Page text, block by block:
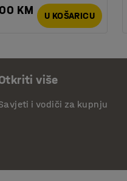
KM U KOŠARICU
više
i vodiči za kupnju